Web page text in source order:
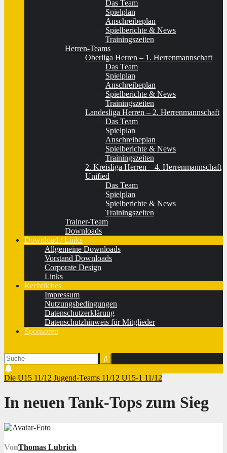
Das Team
Spielplan
Anschreibeplan
Spielberichte & News
Trainingszeiten
Herren-Teams
Oberliga Herren – 1. Herrenmannschaft
Das Team
Spielplan
Anschreibeplan
Spielberichte & News
Trainingszeiten
Landesliga Herren – 2. Herrenmannschaft
Das Team
Spielplan
Anschreibeplan
Spielberichte & News
Trainingszeiten
2. Kreisliga Herren – 4. Herrenmannschaft
Unified
Das Team
Spielplan
Spielberichte & News
Trainingszeiten
Trainer-Team
Downloads
Download / Links
Allgemeine Downloads
Vorstand Downloads
Corporate Design
Links
Rechtliches
Impressum
Nutzungsbedingungen
Datenschutzerklärung
Datenschutzhinweis für Mitglieder
Sponsoren
Die U15 11/12 Jugend-Teams 11/12 U15-1 11/12
In neuen Tank-Tops zum Sieg
VonThomas Lubrich